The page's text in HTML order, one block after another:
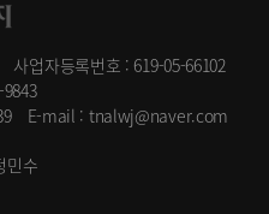
사업자등록번호 : 619-05-66102
9843
E-mail : tnalwj@naver.com
민수